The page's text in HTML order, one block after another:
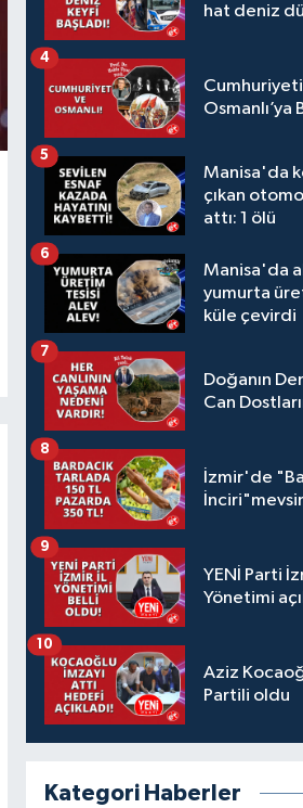
hat deniz
Osmanlı’ya
4
Manisa'da
çıkan
attı: 1 ölü
5
Manisa'da
yumurta
küle çevirdi
6
Doğanın
Can
7
İzmir'de
8
YENİ Parti
Yönetimi
9
Aziz
Partili oldu
10
Kategori Haberler